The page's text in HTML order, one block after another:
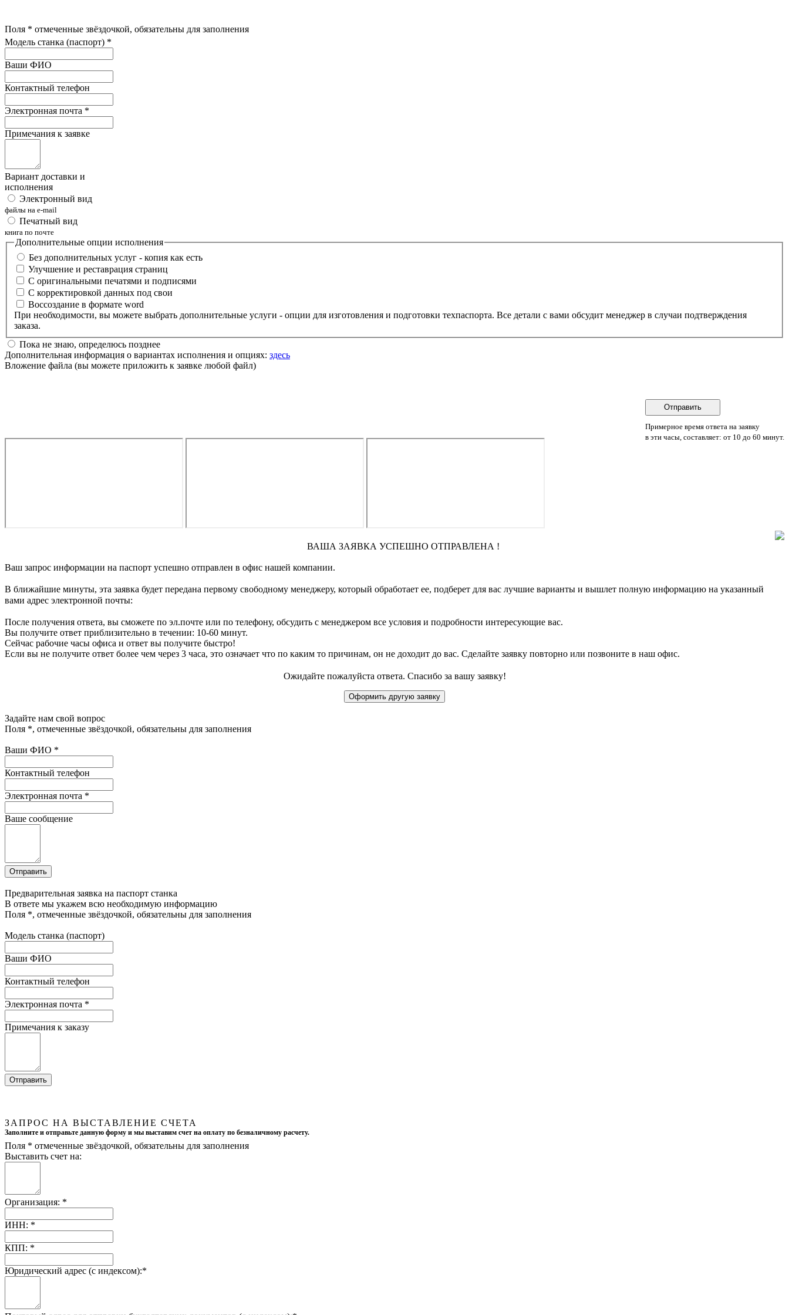
Поля * отмеченные звёздочкой, обязательны для заполнения
Модель станка (паспорт) *
Ваши ФИО
Контактный телефон
Электронная почта *
Примечания к заявке
Вариант доставки и
исполнения
Электронный вид
файлы на e-mail
Печатный вид
книга по почте
Дополнительные опции исполнения
Без дополнительных услуг - копия как есть
Улучшение и реставрация страниц
С оригинальными печатями и подписями
С корректировкой данных под свои
Воссоздание в формате word
При необходимости, вы можете выбрать дополнительные услуги - опции для изготовления и подготовки техпаспорта. Все детали с вами обсудит менеджер в случаи подтверждения
заказа.
Пока не знаю, определюсь позднее
Дополнительная информация о вариантах исполнения и опциях: здесь
Вложение файла (вы можете приложить к заявке любой файл)
Примерное время ответа на заявку
в эти часы, составляет: от 10 до 60 минут.
ВАША ЗАЯВКА УСПЕШНО ОТПРАВЛЕНА !
Ваш запрос информации на паспорт успешно отправлен в офис нашей компании.
В ближайшие минуты, эта заявка будет передана первому свободному менеджеру, который обработает ее, подберет для вас лучшие варианты и вышлет полную информацию на указанный
вами адрес электронной почты:
После получения ответа, вы сможете по эл.почте или по телефону, обсудить с менеджером все условия и подробности интересующие вас.
Вы получите ответ приблизительно в течении: 10-60 минут.
Сейчас рабочие часы офиса и ответ вы получите быстро!
Если вы не получите ответ более чем через 3 часа, это означает что по каким то причинам, он не доходит до вас. Сделайте заявку повторно или позвоните в наш офис.
Ожидайте пожалуйста ответа. Спасибо за вашу заявку!
Задайте нам свой вопрос
Поля *, отмеченные звёздочкой, обязательны для заполнения
Ваши ФИО *
Контактный телефон
Электронная почта *
Ваше сообщение
Предварительная заявка на паспорт станка
В ответе мы укажем всю необходимую информацию
Поля *, отмеченные звёздочкой, обязательны для заполнения
Модель станка (паспорт)
Ваши ФИО
Контактный телефон
Электронная почта *
Примечания к заказу
ЗАПРОС НА ВЫСТАВЛЕНИЕ СЧЕТА
Заполните и отправьте данную форму и мы выставим счет на оплату по безналичному расчету.
Поля * отмеченные звёздочкой, обязательны для заполнения
Выставить счет на:
Организация: *
ИНН: *
КПП: *
Юридический адрес (с индексом):*